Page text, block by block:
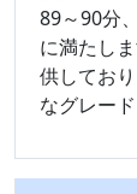
89～90分
に満たしま
供してお
なグレー